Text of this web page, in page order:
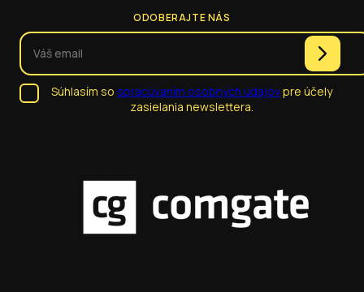
ODOBERAJTE NÁS
Súhlasím so spracúvaním osobných údajovpre účely
zasielania newslettera.